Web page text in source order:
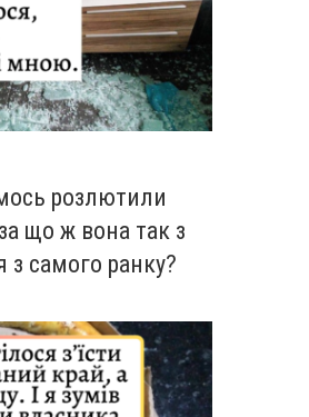
розлютили
що ж вона так з
самого ранку?